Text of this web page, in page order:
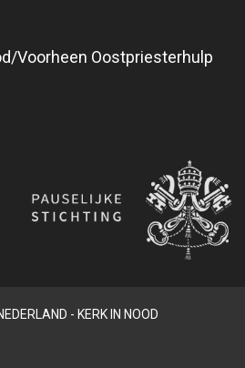
Voorheen Oostpriesterhulp
- KERK IN NOOD